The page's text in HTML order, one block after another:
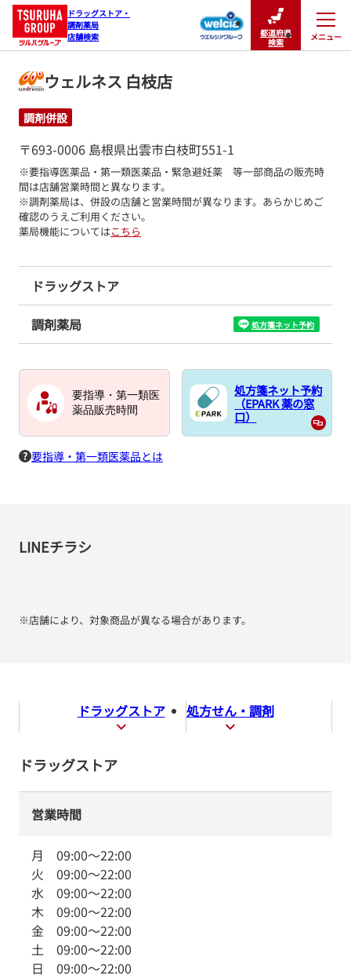
ドラッグストア・
調剤薬局
店舗検索
都道府県
検索
メニュー
閉じる
ウェルネス 白枝店
調剤併設
〒693-0006 島根県出雲市白枝町551-1
※要指導医薬品・第一類医薬品・緊急避妊薬　等一部商品の販売時
間は店舗営業時間と異なります。
※調剤薬局は、併設の店舗と営業時間が異なります。あらかじめご
確認のうえご利用ください。
薬局機能についてはこちら
ドラッグストア
調剤薬局 処方箋ネット予約
要指導・第一類医
薬品販売時間
処方箋ネット予約
（EPARK 薬の窓
口）
要指導・第一類医薬品とは
LINEチラシ
※店舗により、対象商品が異なる場合があります。
ドラッグストア 処方せん・調剤
ドラッグストア
営業時間
月 09:00～22:00
火 09:00～22:00
水 09:00～22:00
木 09:00～22:00
金 09:00～22:00
土 09:00～22:00
日 09:00～22:00